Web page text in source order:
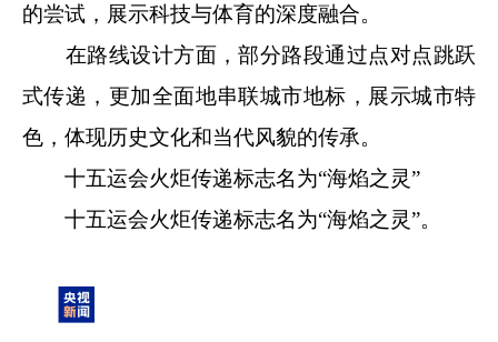
的尝试，展示科技与体育的深度融合。
在路线设计方面，部分路段通过点对点跳跃
式传递，更加全面地串联城市地标，展示城市特
色，体现历史文化和当代风貌的传承。
十五运会火炬传递标志名为“海焰之灵”
十五运会火炬传递标志名为“海焰之灵”。